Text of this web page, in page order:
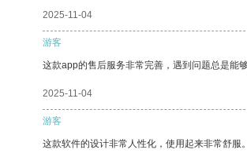
2025-11-04
游客
这款app的售后服务非常完善，遇到问题总是能
2025-11-04
游客
这款软件的设计非常人性化，使用起来非常舒服。